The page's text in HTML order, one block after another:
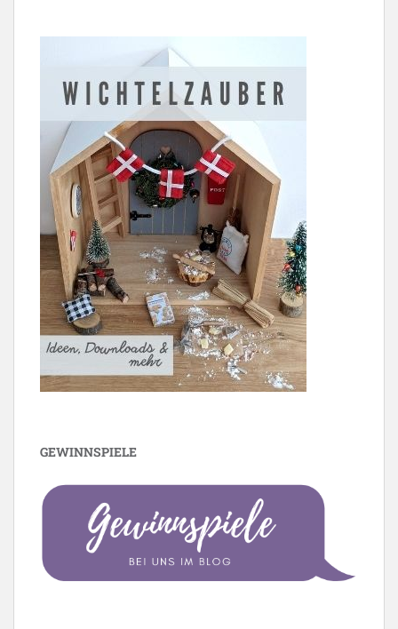
GEWINNSPIELE